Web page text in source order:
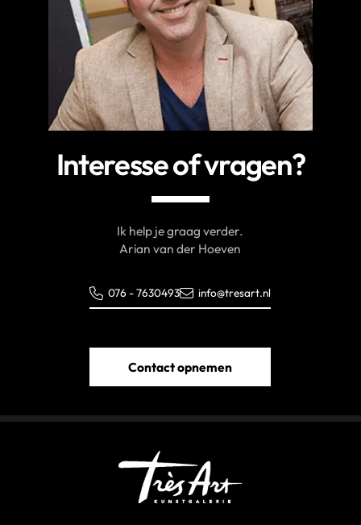
Interesse of vragen?
Ik help je graag verder.
Arian van der Hoeven
076 - 7630493 info@tresart.nl
Contact opnemen